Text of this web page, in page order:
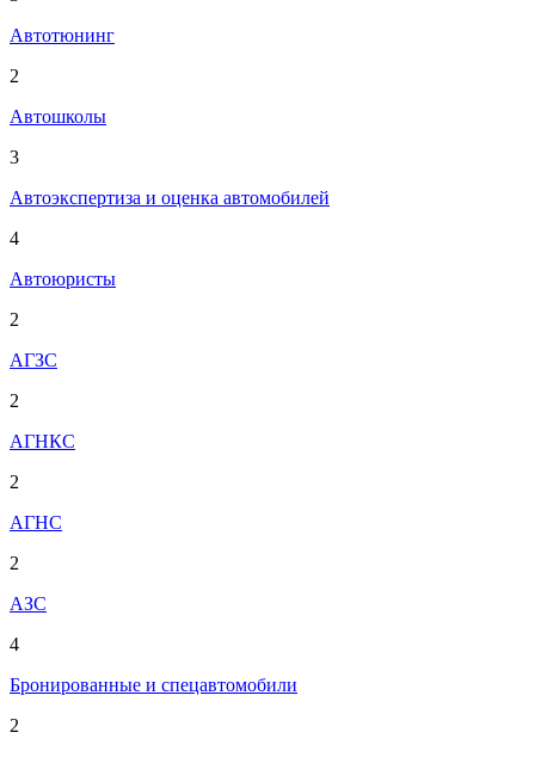
Автотюнинг
2
Автошколы
3
Автоэкспертиза и оценка автомобилей
4
Автоюристы
2
АГЗС
2
АГНКС
2
АГНС
2
АЗС
4
Бронированные и спецавтомобили
2